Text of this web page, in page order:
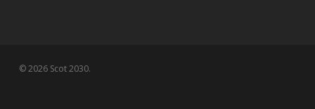
© 2026 Scot 2030.